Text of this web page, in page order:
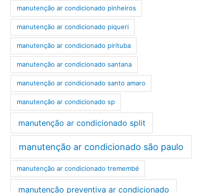
manutenção ar condicionado pinheiros
manutenção ar condicionado piqueri
manutenção ar condicionado pirituba
manutenção ar condicionado santana
manutenção ar condicionado santo amaro
manutenção ar condicionado sp
manutenção ar condicionado split
manutenção ar condicionado são paulo
manutenção ar condicionado tremembé
manutenção preventiva ar condicionado